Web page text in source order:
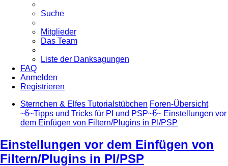
Suche
Mitglieder
Das Team
Liste der Danksagungen
FAQ
Anmelden
Registrieren
Sternchen & Elfes Tutorialstübchen Foren-Übersicht
~წ~Tipps und Tricks für PI und PSP~წ~ Einstellungen vor
dem Einfügen von Filtern/Plugins in PI/PSP
Einstellungen vor dem Einfügen von
Filtern/Plugins in PI/PSP